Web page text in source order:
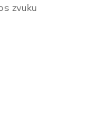
zvuku